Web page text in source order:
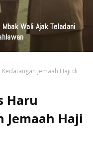
Bantuan TJSL Senilai
Pelestarian
Jemaah Haji di
Haru
Jemaah Haji